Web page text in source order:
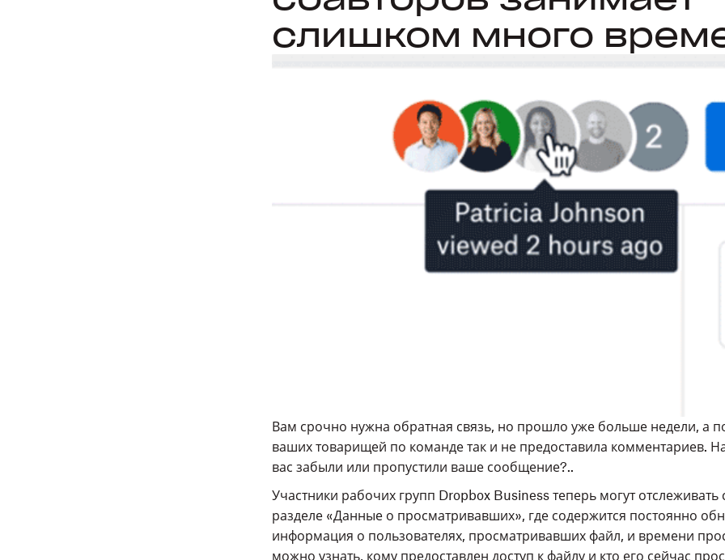
слишком много
Вам срочно нужна обратная связь, но прошло уже больше недели, а
ваших товарищей по команде так и не предоставила комментариев.
вас забыли или пропустили ваше сообщение?..
Участники рабочих групп Dropbox Business теперь могут отслеживать
разделе «Данные о просматривавших», где содержится постоянно
информация о пользователях, просматривавших файл, и времени
можно узнать, кому предоставлен доступ к файлу и кто его сейчас